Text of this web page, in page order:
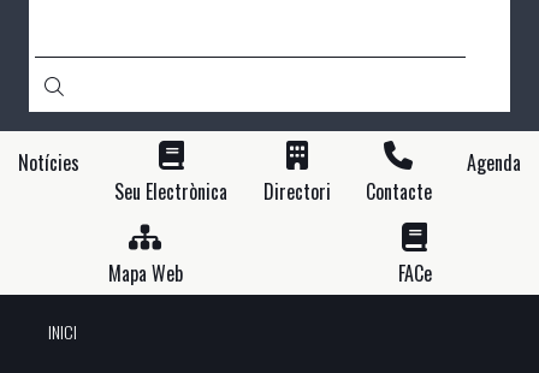
Notícies
Seu Electrònica
Directori Contacte
Agenda
Mapa Web FACe
INICI